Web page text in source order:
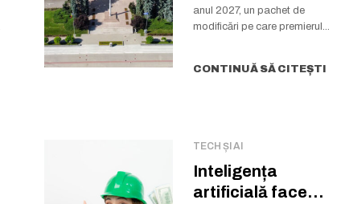
anul 2027, un pachet de
modificări pe care premierul...
CONTINUĂ SĂ CITEȘTI
TECH ȘI AI
Inteligența
artificială face